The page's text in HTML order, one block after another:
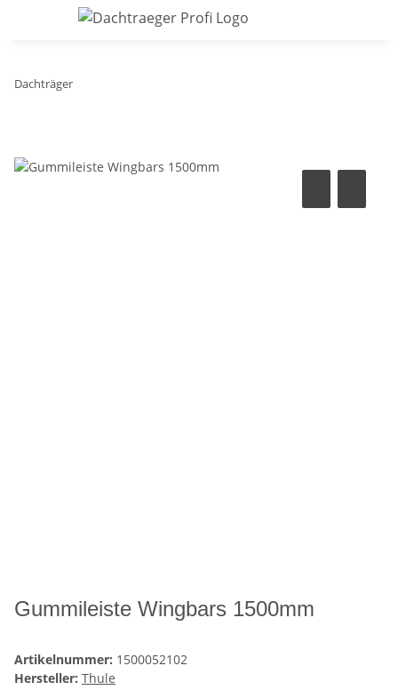
Dachträger
Gummileiste Wingbars 1500mm
Artikelnummer: 1500052102
Hersteller: Thule